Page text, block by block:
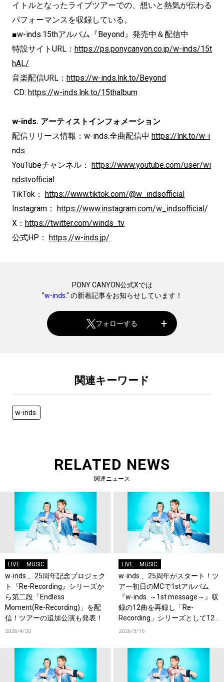
イトルとなったライブツアーでの、想いと熱気が伝わる
パフォーマンスを収録している。
■w-inds.15thアルバム『Beyond』発売中＆配信中
特設サイトURL： https://ps.ponycanyon.co.jp/w-inds/15t
hAL/
音楽配信URL： https://w-inds.lnk.to/Beyond
CD: https://w-inds.lnk.to/15thalbum
w-inds. アーティストインフォメーション
配信リリース情報：w-inds.全曲配信中 https://lnk.to/w-i
nds
YouTubeチャンネル： https://www.youtube.com/user/wi
ndstvofficial
TikTok： https://www.tiktok.com/@w_indsofficial
Instagram： https://www.instagram.com/w_indsofficial/
X： https://twitter.com/winds_tv
公式HP： https://w-inds.jp/
PONY CANYON公式Xでは
"w-inds." の新着記事をお知らせしています！
フォローする
関連キーワード
w-inds.
RELATED NEWS
関連ニュース
LIVE MUSIC
w-inds.、25周年記念プロジェク
ト『Re-Recording』シリーズか
ら第二段「Endless
Moment(Re-Recording)」を配
信！ツアーの追加公演も発表！
2026/4/20
LIVE MUSIC
w-inds.、25周年がスタート！ツ
アー初日のMCで1stアルバム
『w-inds. ～1st message～』収
録の12曲を再録し「Re-
Recording」シリーズとして12
カ月連続配信することを発表！
2026/3/16